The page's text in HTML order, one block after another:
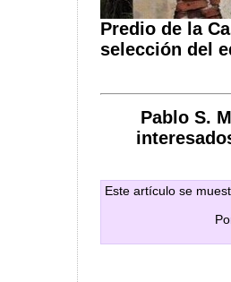
Predio de la
selección del
Pablo S.
Este artículo se